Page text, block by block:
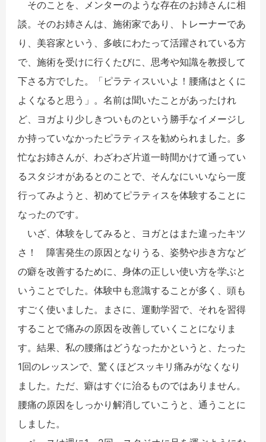
そのことを、メンターのような存在のお姉さんに相
談。そのお姉さんは、施術家であり、トレーナーであ
り、美容家という、多岐にわたって活躍されている方
で、施術を受けに行くたびに、思考や知識を教授して
下さる方でした。「ピラティスいいよ！腰痛はとくに
よくなると思う」。名前は聞いたことがあったけれ
ど、ヨガより少しきついものという勝手なイメージし
か持っていなかったピラティスを勧められました。多
忙なお姉さんが、わざわざ片道一時間かけて通ってい
るスタジオがあるとのことで、そんなにいいなら一度
行ってみようと、初めてピラティスを体験することに
なったのです。
いざ、体験をしてみると、ヨガとはまた違ったキツ
さ！ 障害発生の原因となりうる、姿勢や歩き方など
の癖を改善するために、身体の正しい使い方を学ぶと
いうことでした。体験中も意識することが多く、頭も
すごく使いました。まさに、運動学習で、それを習得
することで痛みの原因を改善していくことになりま
す。結果、私の腰痛はどうなったかというと、たった
1回のレッスンで、驚くほどスッキリ痛みがなくなり
ました。ただ、癖はすぐに治るものではありません。
腰痛の原因をしっかり解消していこうと、通うことに
しました。